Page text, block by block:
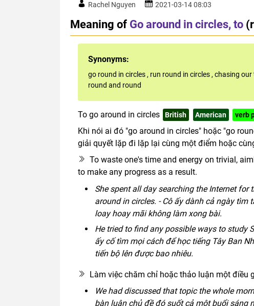
Rachel Nguyen 2021-03-14 08:03
Meaning of Go around in circles, to
Synonyms:
go round in circles , run round in circles , chasing our
round and round
To go around in circles British American verb
Khi nói ai đó "go around in circles" hoặc "go
giải quyết lặp đi lặp lại cùng một điểm hoặc
To waste one's time and energy on trivial,
to make any progress as a result.
She spent all day searching the Internet
around in circles. - Cô ấy dành cả ngày
loay hoay mãi không làm xong bài.
He tried to find any possible ways to study
ấy cố tìm mọi cách để học tiếng Tây Ban
tiến bộ lên được bao nhiêu.
Làm việc chăm chỉ hoặc thảo luận một điều
We had discussed that topic the whole
bàn luận chủ đề đó suốt cả một buổi sáng